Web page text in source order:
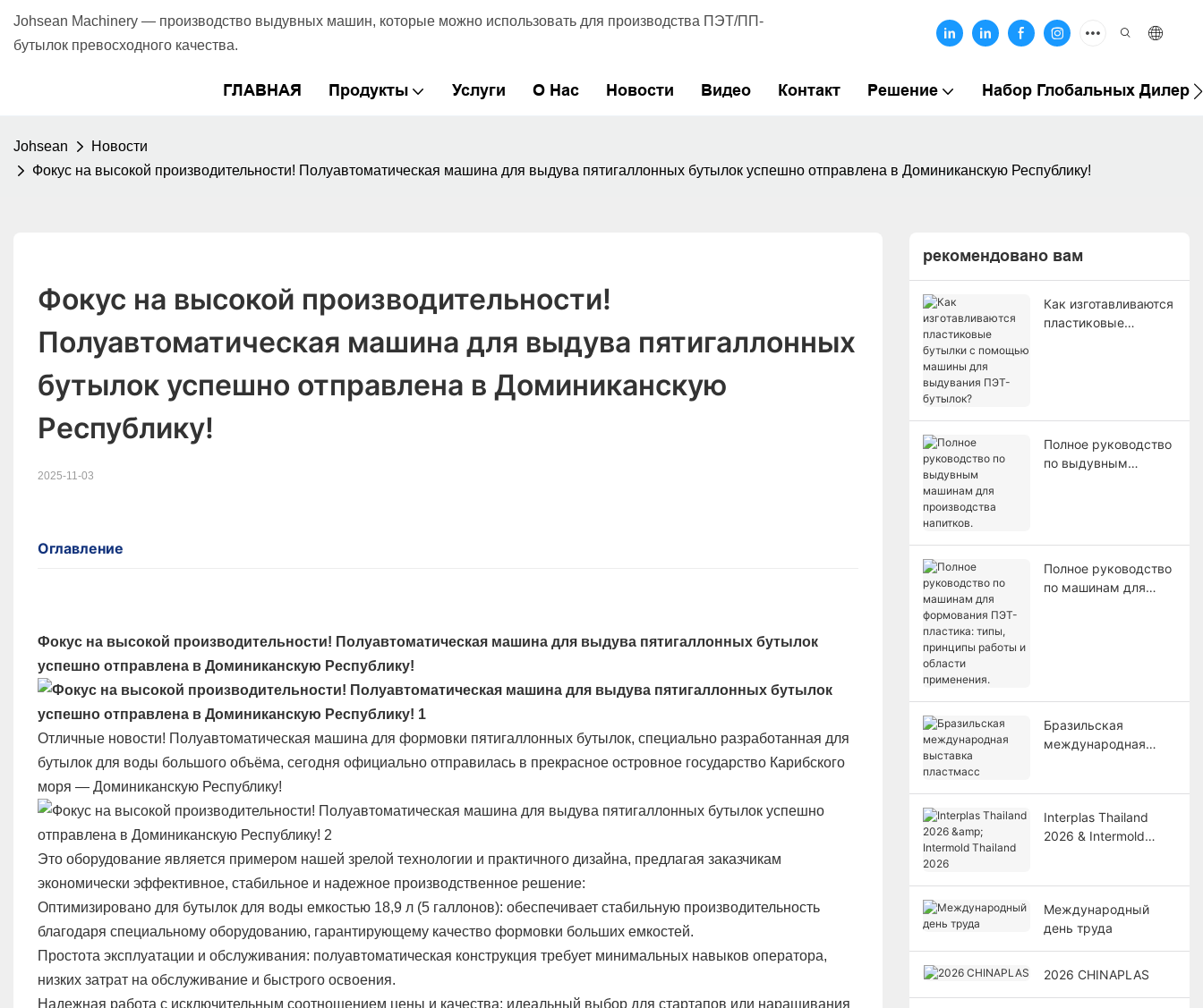
Johsean Machinery — производство выдувных машин, которые можно использовать для производства ПЭТ/ПП-
бутылок превосходного качества.
ГЛАВНАЯ Продукты Услуги О Нас Новости Видео Контакт Решение Набор Глобальных
Johsean
Новости
Фокус на высокой производительности! Полуавтоматическая машина для выдува пятигаллонных бутылок успешно отправлена ​​в Доминиканскую Республику!
Фокус на высокой производительности!
Полуавтоматическая машина для выдува пятигаллонных
бутылок успешно отправлена ​​в Доминиканскую
Республику!
2025-11-03
Оглавление
Фокус на высокой производительности! Полуавтоматическая машина для выдува пятигаллонных бутылок
успешно отправлена ​​в Доминиканскую Республику!
Отличные новости! Полуавтоматическая машина для формовки пятигаллонных бутылок, специально разработанная для
бутылок для воды большого объёма, сегодня официально отправилась в прекрасное островное государство Карибского
моря — Доминиканскую Республику!
Это оборудование является примером нашей зрелой технологии и практичного дизайна, предлагая заказчикам
экономически эффективное, стабильное и надежное производственное решение:
Оптимизировано для бутылок для воды емкостью 18,9 л (5 галлонов): обеспечивает стабильную производительность
благодаря специальному оборудованию, гарантирующему качество формовки больших емкостей.
Простота эксплуатации и обслуживания: полуавтоматическая конструкция требует минимальных навыков оператора,
низких затрат на обслуживание и быстрого освоения.
Надежная работа с исключительным соотношением цены и качества: идеальный выбор для стартапов или наращивания
рекомендовано вам
Как изготавливаются
пластиковые
Полное руководство
по выдувным
Полное руководство
по машинам для
Бразильская
международная
Interplas Thailand
2026 & Intermold
Международный
день труда
2026 CHINAPLAS